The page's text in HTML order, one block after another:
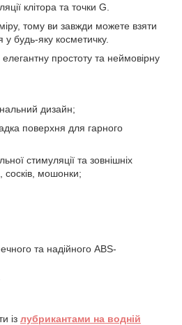
клітора та точки G.
тому ви завжди можете взяти
у будь-яку косметичку.
простоту та неймовірну
дизайн;
поверхня для гарного
стимуляції та зовнішніх
сосків, мошонки;
та надійного ABS-
із лубрикантами на водній